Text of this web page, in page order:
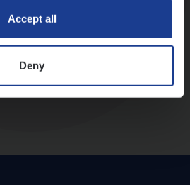
Accept all
Deny